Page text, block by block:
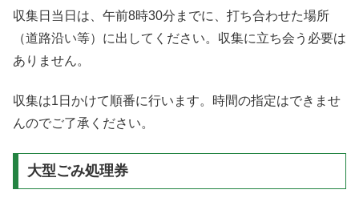
収集日当日は、午前8時30分までに、打ち合わせた場所
（道路沿い等）に出してください。収集に立ち会う必要は
ありません。
収集は1日かけて順番に行います。時間の指定はできませ
んのでご了承ください。
大型ごみ処理券